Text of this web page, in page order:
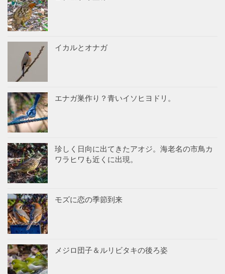
イカルとオナガ
エナガ巣作り？青いイソヒヨドリ。
珍しく日向に出てきたアオジ。海老名の市鳥カ
ワラヒワも近くに出現。
モズに恋の季節到来
メジロ団子＆ルリビタキの後ろ姿